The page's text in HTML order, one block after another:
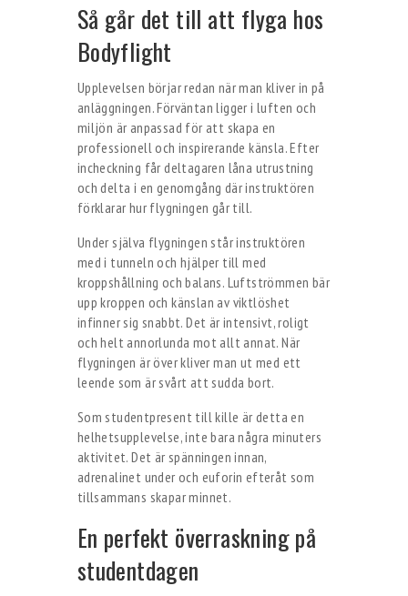
Så går det till att flyga hos
Bodyflight
Upplevelsen börjar redan när man kliver in på
anläggningen. Förväntan ligger i luften och
miljön är anpassad för att skapa en
professionell och inspirerande känsla. Efter
incheckning får deltagaren låna utrustning
och delta i en genomgång där instruktören
förklarar hur flygningen går till.
Under själva flygningen står instruktören
med i tunneln och hjälper till med
kroppshållning och balans. Luftströmmen bär
upp kroppen och känslan av viktlöshet
infinner sig snabbt. Det är intensivt, roligt
och helt annorlunda mot allt annat. När
flygningen är över kliver man ut med ett
leende som är svårt att sudda bort.
Som studentpresent till kille är detta en
helhetsupplevelse, inte bara några minuters
aktivitet. Det är spänningen innan,
adrenalinet under och euforin efteråt som
tillsammans skapar minnet.
En perfekt överraskning på
studentdagen